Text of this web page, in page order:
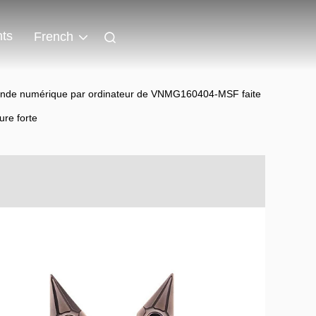
French
numérique par ordinateur de VNMG160404-MSF faite
forte